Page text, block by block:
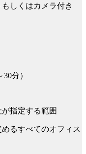
しくはカメラ付き
分）
指定する範囲
るすべてのオフィス